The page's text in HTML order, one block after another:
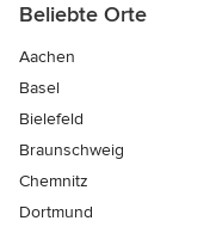
Beliebte Orte
Aachen
Basel
Bielefeld
Braunschweig
Chemnitz
Dortmund